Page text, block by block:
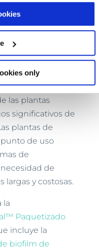
only
del Agua
las
ahora
las plantas
significativos de
plantas de
de uso
de
de
largas y costosas.
la
Paquetizado
incluye la
biofilm de